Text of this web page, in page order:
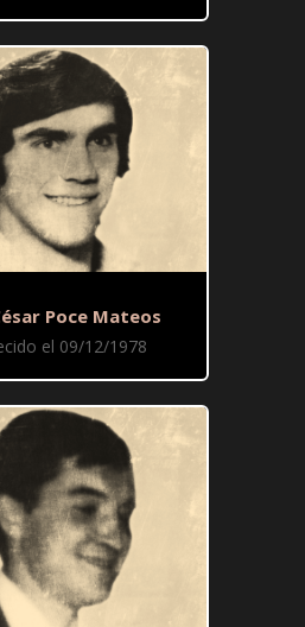
Poce Mateos
el 09/12/1978